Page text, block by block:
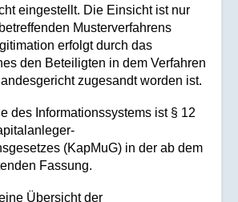
eingestellt. Die Einsicht ist nur
Musterverfahrens
erfolgt durch das
den Beteiligten in dem Verfahren
zugesandt worden ist.
des Informationssystems ist § 12
(KapMuG) in der ab dem
Fassung.
Übersicht der